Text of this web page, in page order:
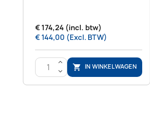
€ 174,24 (incl. btw)
€ 144,00 (Excl. BTW)
>
<
 IN WINKELWAGEN